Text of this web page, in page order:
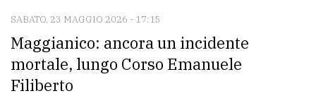
per
comune
Ricerca
avanzata
SABATO, 23 MAGGIO 2026 - 17:15
Maggianico: ancora un incidente
mortale, lungo Corso Emanuele
Filiberto